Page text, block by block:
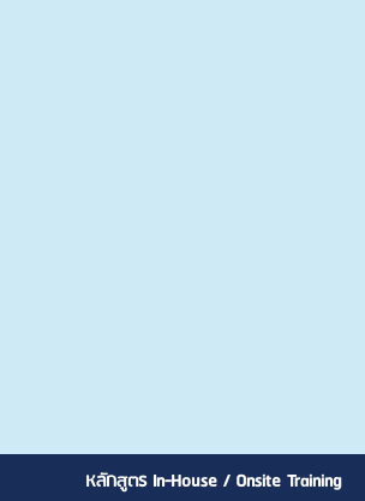
หลักสูตร In-House / Onsite Training